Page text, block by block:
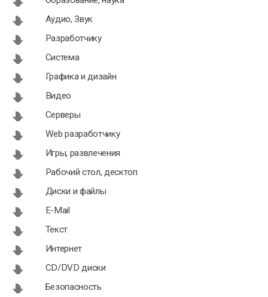
Аудио, Звук
Разработчику
Система
Графика и дизайн
Видео
Серверы
Web разработчику
Игры, развлечения
Рабочий стол, десктоп
Диски и файлы
E-Mail
Текст
Интернет
CD/DVD диски
Безопасность